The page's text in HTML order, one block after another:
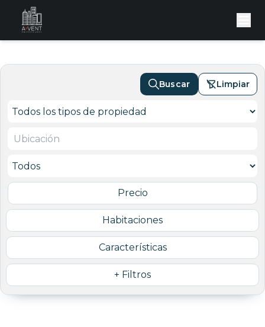
Precio
Habitaciones
Características
+ Filtros
Buscar Limpiar